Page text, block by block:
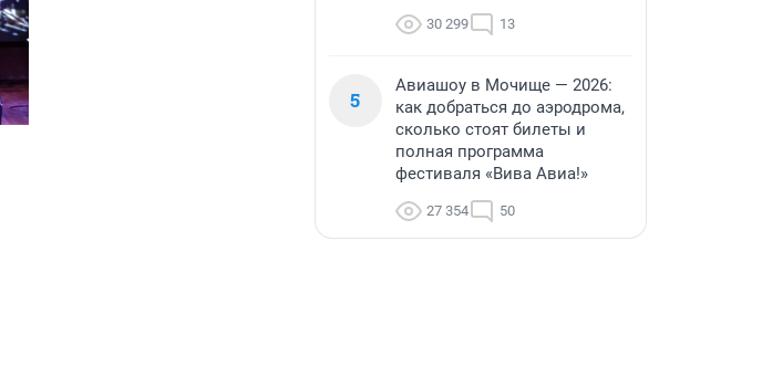
30 299 13
5
Авиашоу в Мочище — 2026:
как добраться до аэродрома,
сколько стоят билеты и
полная программа
фестиваля «Вива Авиа!»
27 354 50